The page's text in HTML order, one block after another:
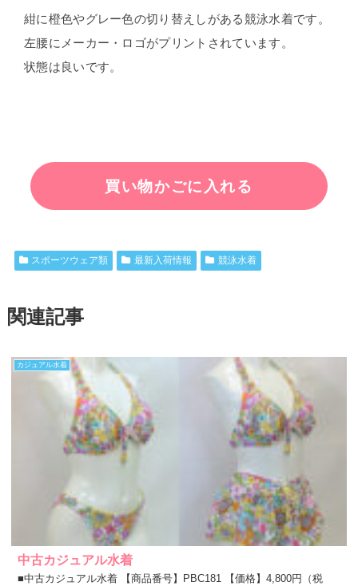
紺に橙色やグレー色の切り替えしがある競泳水着です。
左腰にメーカー・ロゴがプリントされています。
状態は良いです。
スポーツウェア類 最新入荷情報 競泳水着
関連記事
カジュアル水着
中古カジュアル水着
■中古カジュアル水着 【商品番号】PBC181 【価格】4,800円（税